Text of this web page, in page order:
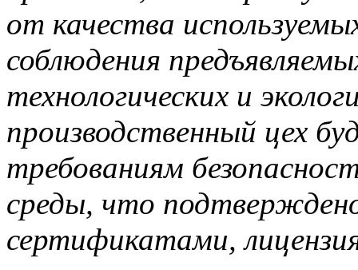
от качества
соблюдения
технологических и
производственный цех
требованиям
среды, что
сертификатами,